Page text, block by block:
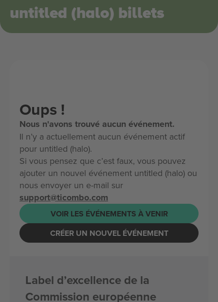
untitled (halo) billets
Oups !
Nous n'avons trouvé aucun événement.
Il n’y a actuellement aucun événement actif
pour untitled (halo).
Si vous pensez que c’est faux, vous pouvez
ajouter un nouvel événement untitled (halo) ou
nous envoyer un e-mail sur
support@ticombo.com
VOIR LES ÉVÉNEMENTS À VENIR
CRÉER UN NOUVEL ÉVÉNEMENT
Label d’excellence de la
Commission européenne